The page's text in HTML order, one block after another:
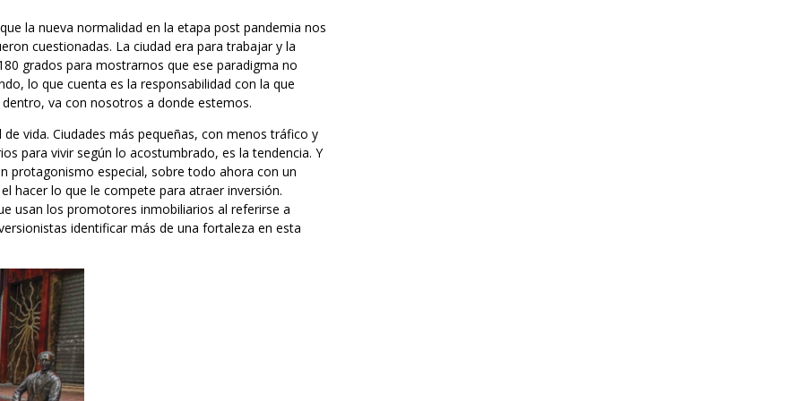
la nueva normalidad en la etapa post pandemia nos
cuestionadas. La ciudad era para trabajar y la
grados para mostrarnos que ese paradigma no
lo que cuenta es la responsabilidad con la que
va con nosotros a donde estemos.
vida. Ciudades más pequeñas, con menos tráfico y
para vivir según lo acostumbrado, es la tendencia. Y
protagonismo especial, sobre todo ahora con un
hacer lo que le compete para atraer inversión.
usan los promotores inmobiliarios al referirse a
identificar más de una fortaleza en esta